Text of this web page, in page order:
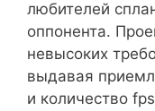
любителей
оппонента.
невысоких
выдавая
и количество